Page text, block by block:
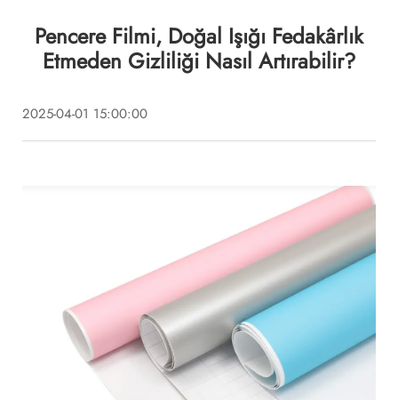
Pencere Filmi, Doğal Işığı Fedakârlık
Etmeden Gizliliği Nasıl Artırabilir?
2025-04-01 15:00:00